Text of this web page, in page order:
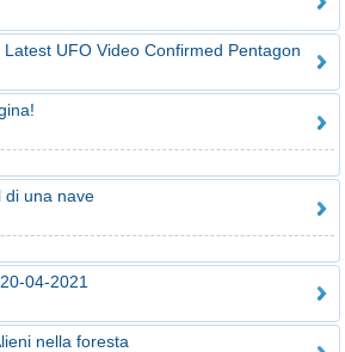
UFO Video Confirmed Pentagon
di una nave
04-2021
nella foresta